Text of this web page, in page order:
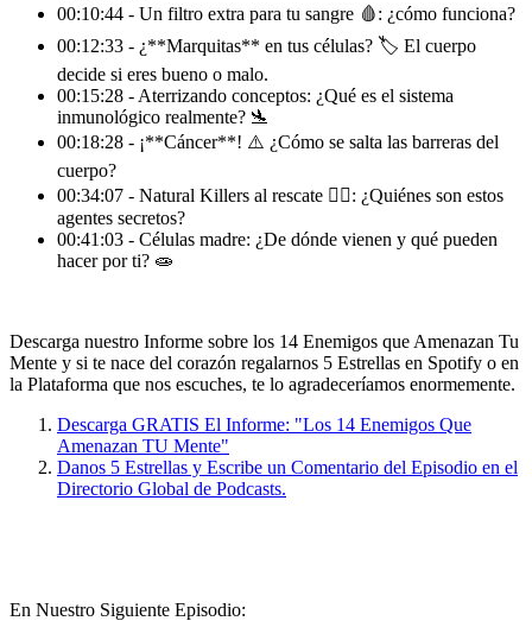
00:10:44 - Un filtro extra para tu sangre 🩸: ¿cómo funciona?
00:12:33 - ¿**Marquitas** en tus células? 🏷 El cuerpo
decide si eres bueno o malo.
00:15:28 - Aterrizando conceptos: ¿Qué es el sistema
inmunológico realmente? 🛬
00:18:28 - ¡**Cáncer**! ⚠️ ¿Cómo se salta las barreras del
cuerpo?
00:34:07 - Natural Killers al rescate 🦸‍♀️: ¿Quiénes son estos
agentes secretos?
00:41:03 - Células madre: ¿De dónde vienen y qué pueden
hacer por ti? 🧫
Descarga nuestro Informe sobre los 14 Enemigos que Amenazan Tu
Mente y si te nace del corazón regalarnos 5 Estrellas en Spotify o en
la Plataforma que nos escuches, te lo agradeceríamos enormemente.
Descarga GRATIS El Informe: "Los 14 Enemigos Que
Amenazan TU Mente"
Danos 5 Estrellas y Escribe un Comentario del Episodio en el
Directorio Global de Podcasts.
En Nuestro Siguiente Episodio: